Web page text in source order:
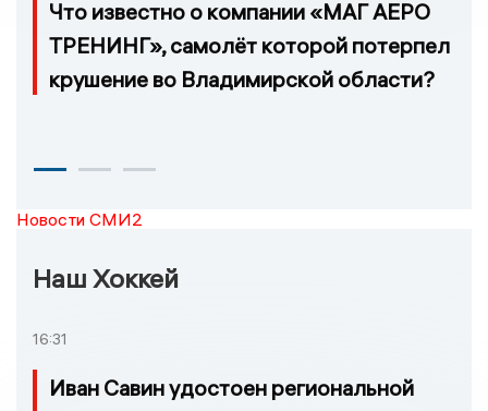
Что известно о компании «МАГ АЕРО
ТРЕНИНГ», самолёт которой потерпел
крушение во Владимирской области?
Новости СМИ2
Наш Хоккей
16:31
Иван Савин удостоен региональной